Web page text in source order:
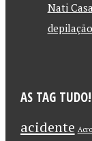
Nati
AS TAG TUDO!
acidente